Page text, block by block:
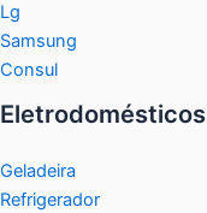
Lg
Samsung
Consul
Eletrodomésticos
Geladeira
Refrigerador